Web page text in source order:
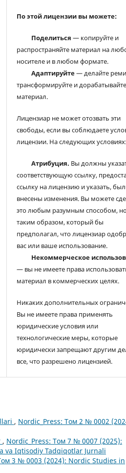
По этой лицензии вы можете:
Поделиться — копируйте и
распространяйте материал на
носителе и в любом формате.
Адаптируйте— делайте
трансформируйте и дорабатывайте
материал.
Лицензиар не может отозвать эти
свободы, если вы соблюдаете
лицензии. На следующих условиях:
Атрибуция. Вы должны
соответствующую ссылку,
ссылку на лицензию и указать,
внесены изменения. Вы можете
это любым разумным способом,
таким образом, который бы
предполагал, что лицензиар
вас или ваше использование.
Некоммерческое
— вы не имеете права
материал в коммерческих целях.
Никаких дополнительных
Вы не имеете права применять
юридические условия или
технологические меры, которые
юридически запрещают другим
все, что разрешено лицензией.
, Nordic_Press: Том 2 № 0002
, Nordic_Press: Том 7 № 0007 (2025):
va Iqtisodiy Tadqiqotlar Jurnali
3 № 0003 (2024): Nordic Studies in